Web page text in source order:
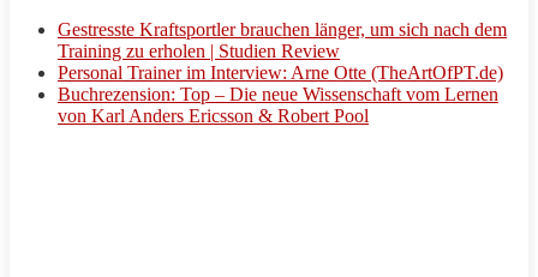
Gestresste Kraftsportler brauchen länger, um sich nach dem
Training zu erholen | Studien Review
Personal Trainer im Interview: Arne Otte (TheArtOfPT.de)
Buchrezension: Top – Die neue Wissenschaft vom Lernen
von Karl Anders Ericsson & Robert Pool